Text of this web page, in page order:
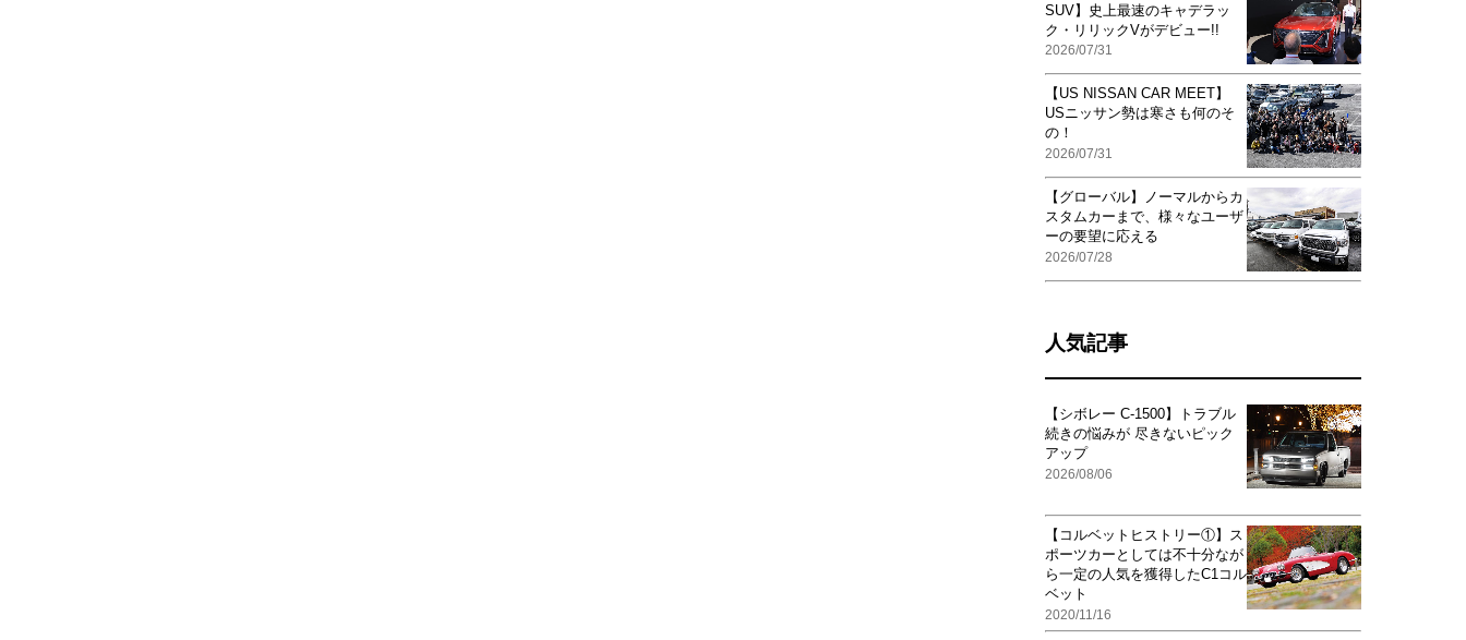
SUV】史上最速のキャデラッ
ク・リリックVがデビュー!!
2026/07/31
【US NISSAN CAR MEET】
USニッサン勢は寒さも何のそ
の！
2026/07/31
【グローバル】ノーマルからカ
スタムカーまで、様々なユーザ
ーの要望に応える
2026/07/28
人気記事
【シボレー C-1500】トラブル
続きの悩みが 尽きないピック
アップ
2026/08/06
【コルベットヒストリー①】ス
ポーツカーとしては不十分なが
ら一定の人気を獲得したC1コル
ベット
2020/11/16